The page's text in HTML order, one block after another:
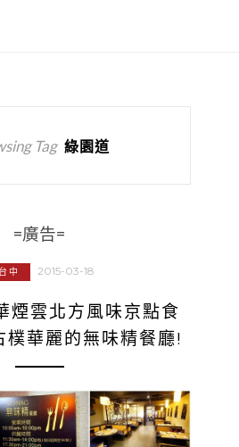
Tag 綠園道
=廣告=
台中 2015-03-18
煙雲北方風味京點食
華麗的無味精餐廳!